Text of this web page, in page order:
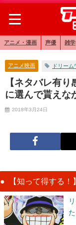
アニメ・漫画 声優 雑学
アニメ映画 ドリー
【ネタバレ有
に選んで貰えな
2018年3月24日
【知って得する！】